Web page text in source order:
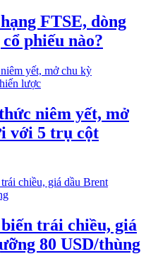
FTSE, dòng
phiếu nào?
niêm yết, mở
với 5 trụ cột
trái chiều, giá
80 USD/thùng